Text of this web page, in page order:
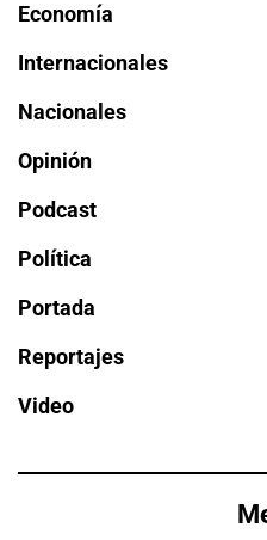
Economía
Internacionales
Nacionales
Opinión
Podcast
Política
Portada
Reportajes
Video